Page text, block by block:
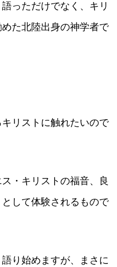
っただけでなく、キリ
た北陸出身の神学者で
リストに触れたいので
・キリストの福音、良
して体験されるもので
り始めますが、まさに